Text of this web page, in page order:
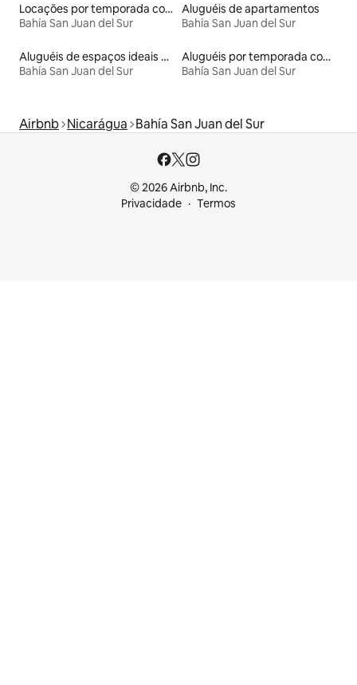
Locações por temporada com piscina
Bahía San Juan del Sur
Aluguéis de apartamentos
Bahía San Juan del Sur
Aluguéis de espaços ideais para famílias
Bahía San Juan del Sur
Aluguéis por temporada com acesso à praia
Bahía San Juan del Sur
Airbnb Nicarágua Bahía San Juan del Sur
© 2026 Airbnb, Inc.
Privacidade
Termos